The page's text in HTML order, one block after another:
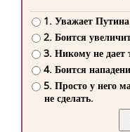
1. Уважает
2. Боится
3. Никому не дает
4. Боится
5. Просто у него
не сделать.